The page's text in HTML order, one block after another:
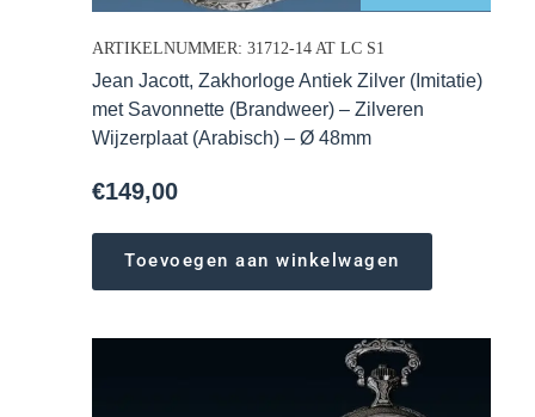
ARTIKELNUMMER: 31712-14 AT LC S1
Jean Jacott, Zakhorloge Antiek Zilver (Imitatie)
met Savonnette (Brandweer) – Zilveren
Wijzerplaat (Arabisch) – Ø 48mm
€149,00
Toevoegen aan winkelwagen